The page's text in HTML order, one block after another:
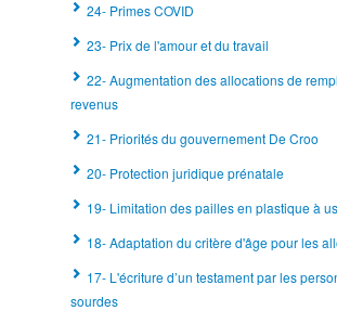
24- Primes COVID
23- Prix de l'amour et du travail
22- Augmentation des allocations de
revenus
21- Priorités du gouvernement De Croo
20- Protection juridique prénatale
19- Limitation des pailles en plastique à
18- Adaptation du critère d'âge pour les
17- L'écriture d’un testament par les
sourdes